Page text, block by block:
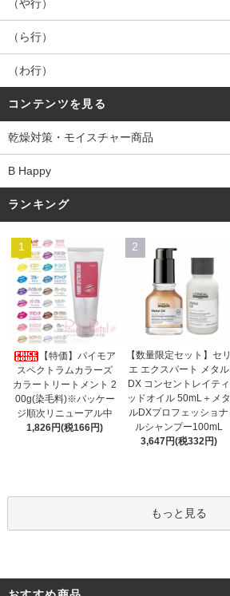
（や行）
（ら行）
（わ行）
コンテンツを見る
乾燥対策・モイスチャー商品
B Happy
ランキング
1
【特価】パイモア
スペクトラムカラーズ
カラートリートメント 2
00g(染毛料)※パッケー
ジ順次リニューアル中
1,826円(税166円)
2
【数量限定セット】セリ
エ エクスパート メタル
DX コンセントレイティ
ッドオイル 50mL＋メタ
ルDXプロフェッショナ
ルシャンプー100mL
3,647円(税332円)
もっと見る